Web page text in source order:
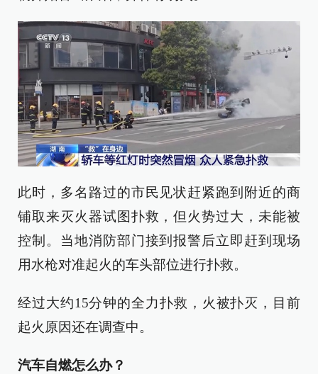
此时，多名路过的市民见状赶紧跑到附近的商
铺取来灭火器试图扑救，但火势过大，未能被
控制。当地消防部门接到报警后立即赶到现场
用水枪对准起火的车头部位进行扑救。
经过大约15分钟的全力扑救，火被扑灭，目前
起火原因还在调查中。
汽车自燃怎么办？